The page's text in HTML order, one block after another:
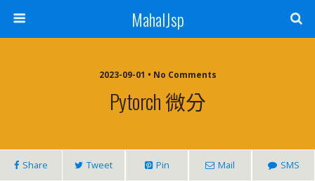
MahalJsp
2023-09-01 • No Comments
Pytorch 微分
Share Tweet Pin Mail SMS